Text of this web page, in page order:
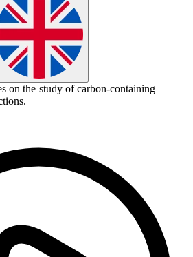
on the study of carbon-containing